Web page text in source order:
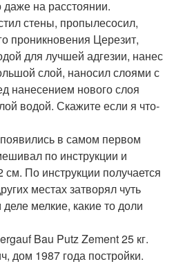
на расстоянии.
стены, пропылесосил,
проникновения Церезит,
для лучшей адгезии, нанес
слой, наносил слоями с
нанесением нового слоя
водой. Скажите если я что-
в самом первом
по инструкции и
см. По инструкции получается
местах затворял чуть
мелкие, какие то доли
Bau Putz Zement 25 кг.
дом 1987 года постройки.